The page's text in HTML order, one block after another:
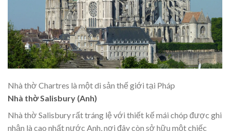
Nhà thờ Chartres là một di sản thế giới tại Pháp
Nhà thờ Salisbury (Anh)
Nhà thờ Salisbury rất tráng lệ với thiết kế mái chóp được ghi
nhận là cao nhất nước Anh, nơi đây còn sở hữu một chiếc